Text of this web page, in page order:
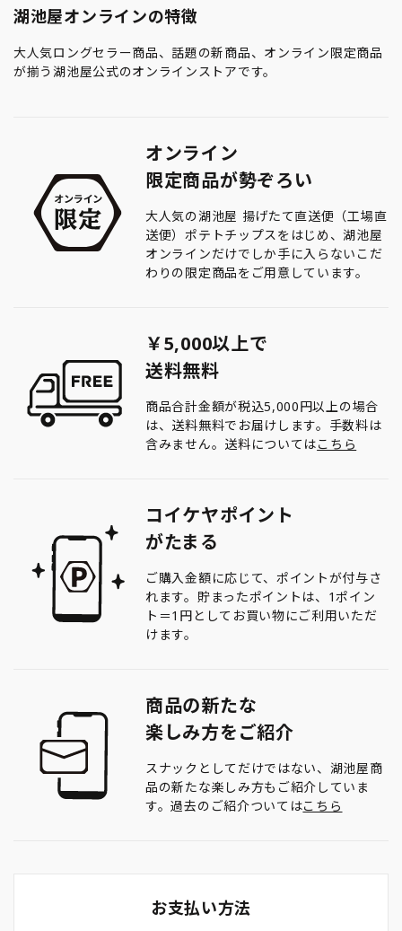
湖池屋オンラインの特徴
大人気ロングセラー商品、話題の新商品、オンライン限定商品
が揃う湖池屋公式のオンラインストアです。
オンライン
限定商品が勢ぞろい
大人気の湖池屋 揚げたて直送便（工場直
送便）ポテトチップスをはじめ、湖池屋
オンラインだけでしか手に入らないこだ
わりの限定商品をご用意しています。
￥5,000以上で
送料無料
商品合計金額が税込5,000円以上の場合
は、送料無料でお届けします。手数料は
含みません。送料についてはこちら
コイケヤポイント
がたまる
ご購入金額に応じて、ポイントが付与さ
れます。貯まったポイントは、1ポイン
ト＝1円としてお買い物にご利用いただ
けます。
商品の新たな
楽しみ方をご紹介
スナックとしてだけではない、湖池屋商
品の新たな楽しみ方もご紹介していま
す。過去のご紹介ついてはこちら
お支払い方法